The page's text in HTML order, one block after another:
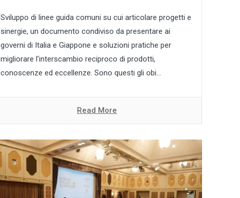
Sviluppo di linee guida comuni su cui articolare progetti e
sinergie, un documento condiviso da presentare ai
governi di Italia e Giappone e soluzioni pratiche per
migliorare l’interscambio reciproco di prodotti,
conoscenze ed eccellenze. Sono questi gli obi...
Read More